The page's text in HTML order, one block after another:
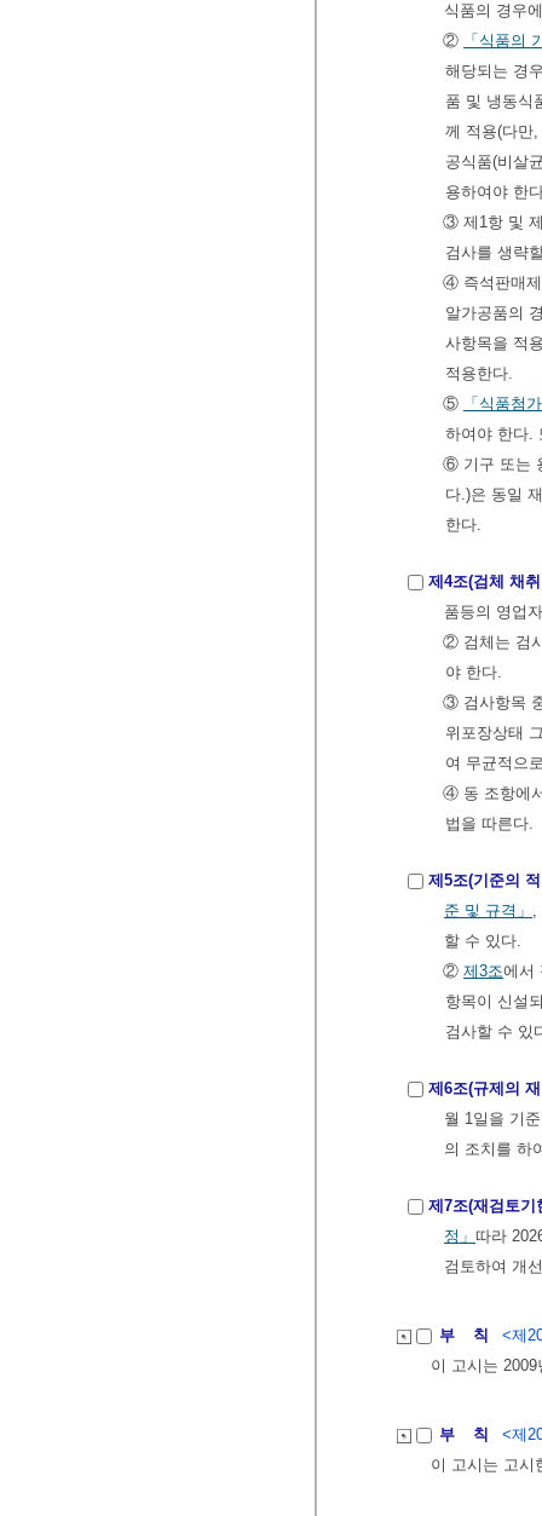
식품의 경우
②
「식품의
해당되는 경
품 및 냉동식
께 적용(다만
공식품(비살
용하여야 한
③ 제1항 및
검사를 생략
④ 즉석판매
알가공품의
사항목을 적
적용한다.
⑤
「식품첨
하여야 한다.
⑥ 기구 또는
다.)은 동일
한다.
제4조(검체 채
품등의 영업
② 검체는 검
야 한다.
③ 검사항목
위포장상태
여 무균적으
④ 동 조항에
법을 따른다.
제5조(기준의
준 및 규격」 ,
할 수 있다.
② 제3조에서
항목이 신설
검사할 수 있
제6조(규제의
월 1일을 기
의 조치를 하
제7조(재검토기
정」 따라
검토하여 개
부 칙
<제
이 고시는
부 칙
<제
이 고시는 고시